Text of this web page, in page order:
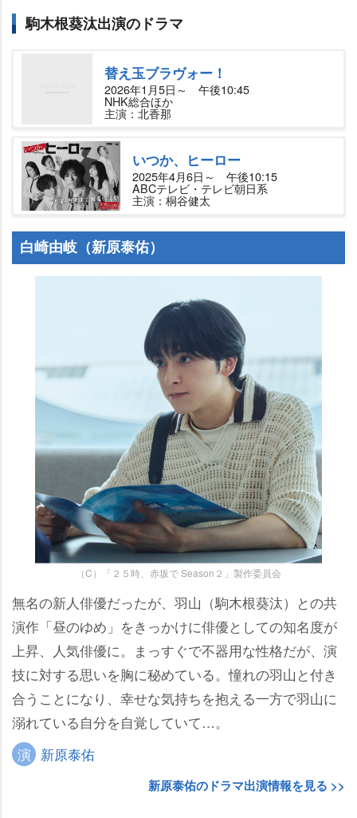
駒木根葵汰出演のドラマ
替え玉ブラヴォー！
2026年1月5日～ 午後10:45
NHK総合ほか
主演：北香那
いつか、ヒーロー
2025年4月6日～ 午後10:15
ABCテレビ・テレビ朝日系
主演：桐谷健太
白崎由岐（新原泰佑）
（C）「２５時、赤坂で Season２」製作委員会
無名の新人俳優だったが、羽山（駒木根葵汰）との共
演作「昼のゆめ」をきっかけに俳優としての知名度が
上昇、人気俳優に。まっすぐで不器用な性格だが、演
技に対する思いを胸に秘めている。憧れの羽山と付き
合うことになり、幸せな気持ちを抱える一方で羽山に
溺れている自分を自覚していて…。
演 新原泰佑
新原泰佑のドラマ出演情報を見る >>